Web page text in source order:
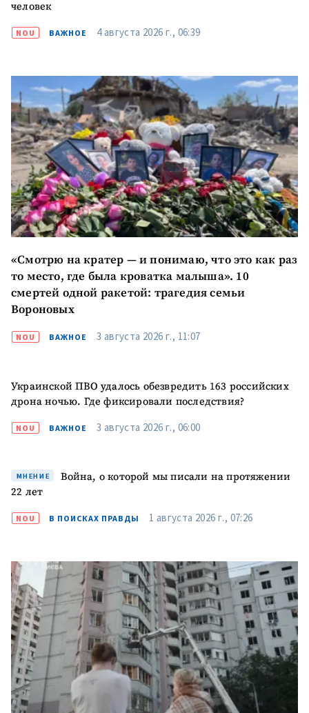
человек
NOU ВАЖНОЕ 4 августа 2026 г., 06:39
«Смотрю на кратер — и понимаю, что это как раз
то место, где была кроватка малыша». 10
смертей одной ракетой: трагедия семьи
Вороновых
NOU ВАЖНОЕ 3 августа 2026 г., 11:07
Украинской ПВО удалось обезвредить 163 российских
дрона ночью. Где фиксировали последствия?
NOU ВАЖНОЕ 3 августа 2026 г., 06:00
МНЕНИЕ
Война, о которой мы писали на протяжении
22 лет
NOU В ПОИСКАХ ПРАВДЫ 1 августа 2026 г., 07:26
Ссылка на медиа
медиа
Текст новости
+ Добавить текст
новости
КОНТАКТНЫЙ ИСТОЧНИК
Анонимный источник
Имя + Моё имя
Электронная почта
+ Мой email
Телефон
+ Личный телефон
конфиденциальности.